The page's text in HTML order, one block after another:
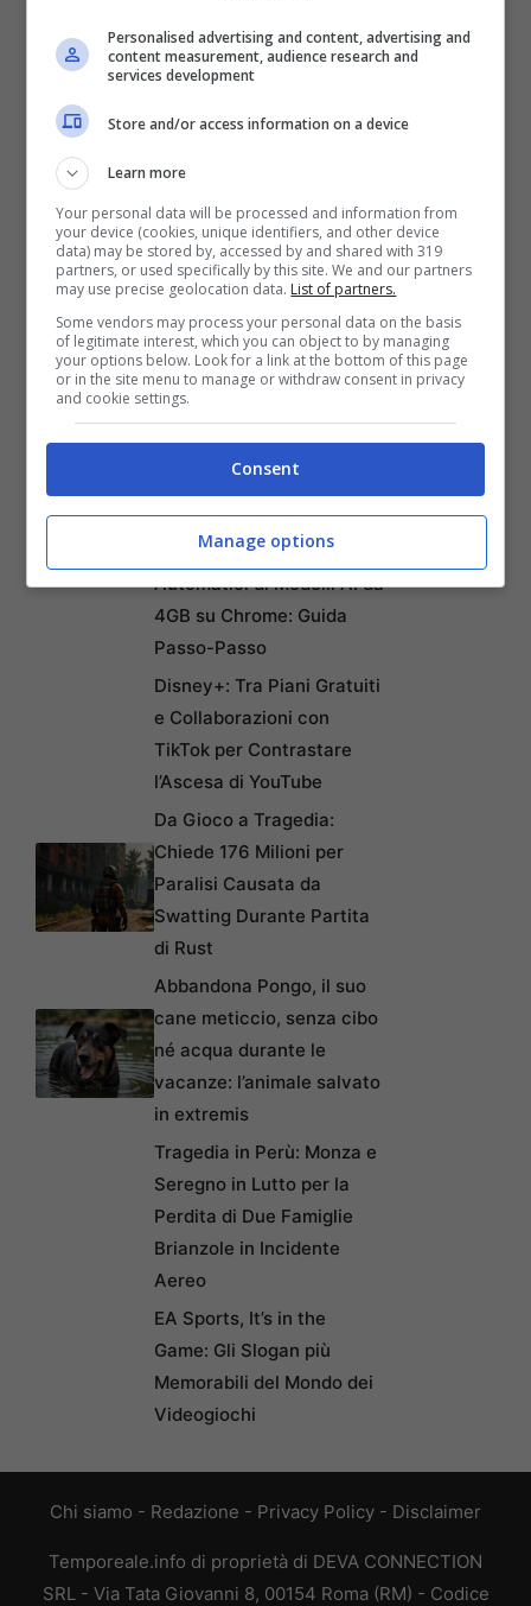
Articoli recentiCome Fermare i Download
Automatici di Modelli AI da
4GB su Chrome: Guida
Passo-Passo
Disney+: Tra Piani Gratuiti
e Collaborazioni con
TikTok per Contrastare
l’Ascesa di YouTube
Da Gioco a Tragedia:
Chiede 176 Milioni per
Paralisi Causata da
Swatting Durante Partita
di Rust
Abbandona Pongo, il suo
cane meticcio, senza cibo
né acqua durante le
vacanze: l’animale salvato
in extremis
Tragedia in Perù: Monza e
Seregno in Lutto per la
Perdita di Due Famiglie
Brianzole in Incidente
Aereo
EA Sports, It’s in the
Game: Gli Slogan più
Memorabili del Mondo dei
Videogiochi
Chi siamo - Redazione - Privacy Policy - Disclaimer
Temporeale.info di proprietà di DEVA CONNECTION
SRL - Via Tata Giovanni 8, 00154 Roma (RM) - Codice
Personalised advertising and content, advertising and
content measurement, audience research and
services development
Store and/or access information on a device
Learn more
Your personal data will be processed and information from
your device (cookies, unique identifiers, and other device
data) may be stored by, accessed by and shared with 319
partners, or used specifically by this site. We and our partners
may use precise geolocation data. List of partners.
Some vendors may process your personal data on the basis
of legitimate interest, which you can object to by managing
your options below. Look for a link at the bottom of this page
or in the site menu to manage or withdraw consent in privacy
and cookie settings.
Consent
Manage options